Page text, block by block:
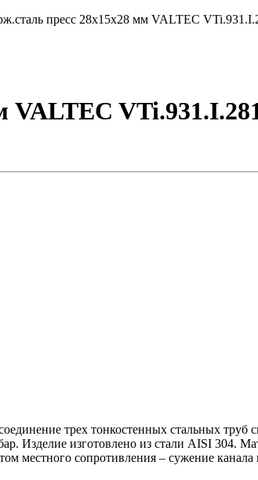
пресс 28х15х28 мм VALTEC
VALTEC
трех тонкостенных стальных
Изделие изготовлено из стали AISI 304.
местного сопротивления – сужение канала